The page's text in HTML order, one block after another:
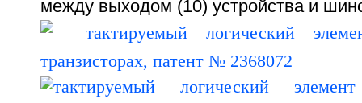
между выходом (10) устройства и